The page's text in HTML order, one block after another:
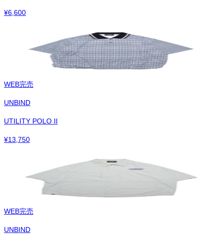
¥6,600
WEB完売
UNBIND
UTILITY POLO II
¥13,750
WEB完売
UNBIND